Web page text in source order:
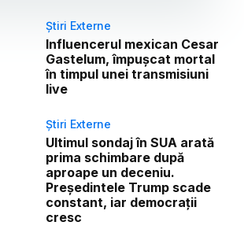
Știri Externe
Influencerul mexican Cesar
Gastelum, împușcat mortal
în timpul unei transmisiuni
live
Știri Externe
Ultimul sondaj în SUA arată
prima schimbare după
aproape un deceniu.
Președintele Trump scade
constant, iar democrații
cresc